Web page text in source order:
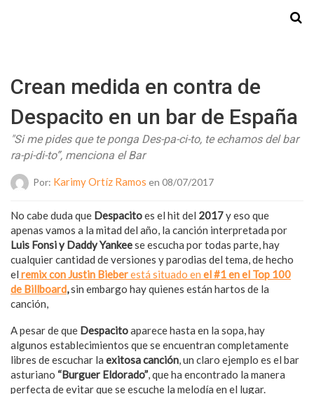
Crean medida en contra de
Despacito en un bar de España
"Si me pides que te ponga Des-pa-ci-to, te echamos del bar
ra-pi-di-to”, menciona el Bar
Por: Karimy Ortíz Ramos en 08/07/2017
No cabe duda que Despacitoes el hit del 2017y eso que
apenas vamos a la mitad del año, la canción interpretada por
Luis Fonsi y Daddy Yankeese escucha por todas parte, hay
cualquier cantidad de versiones y parodias del tema, de hecho
el remix con Justin Bieberestá situado en el #1 en el Top 100
de Billboard,sin embargo hay quienes están hartos de la
canción,
A pesar de que Despacitoaparece hasta en la sopa, hay
algunos establecimientos que se encuentran completamente
libres de escuchar la exitosa canción, un claro ejemplo es el bar
asturiano “Burguer Eldorado”, que ha encontrado la manera
perfecta de evitar que se escuche la melodía en el lugar.